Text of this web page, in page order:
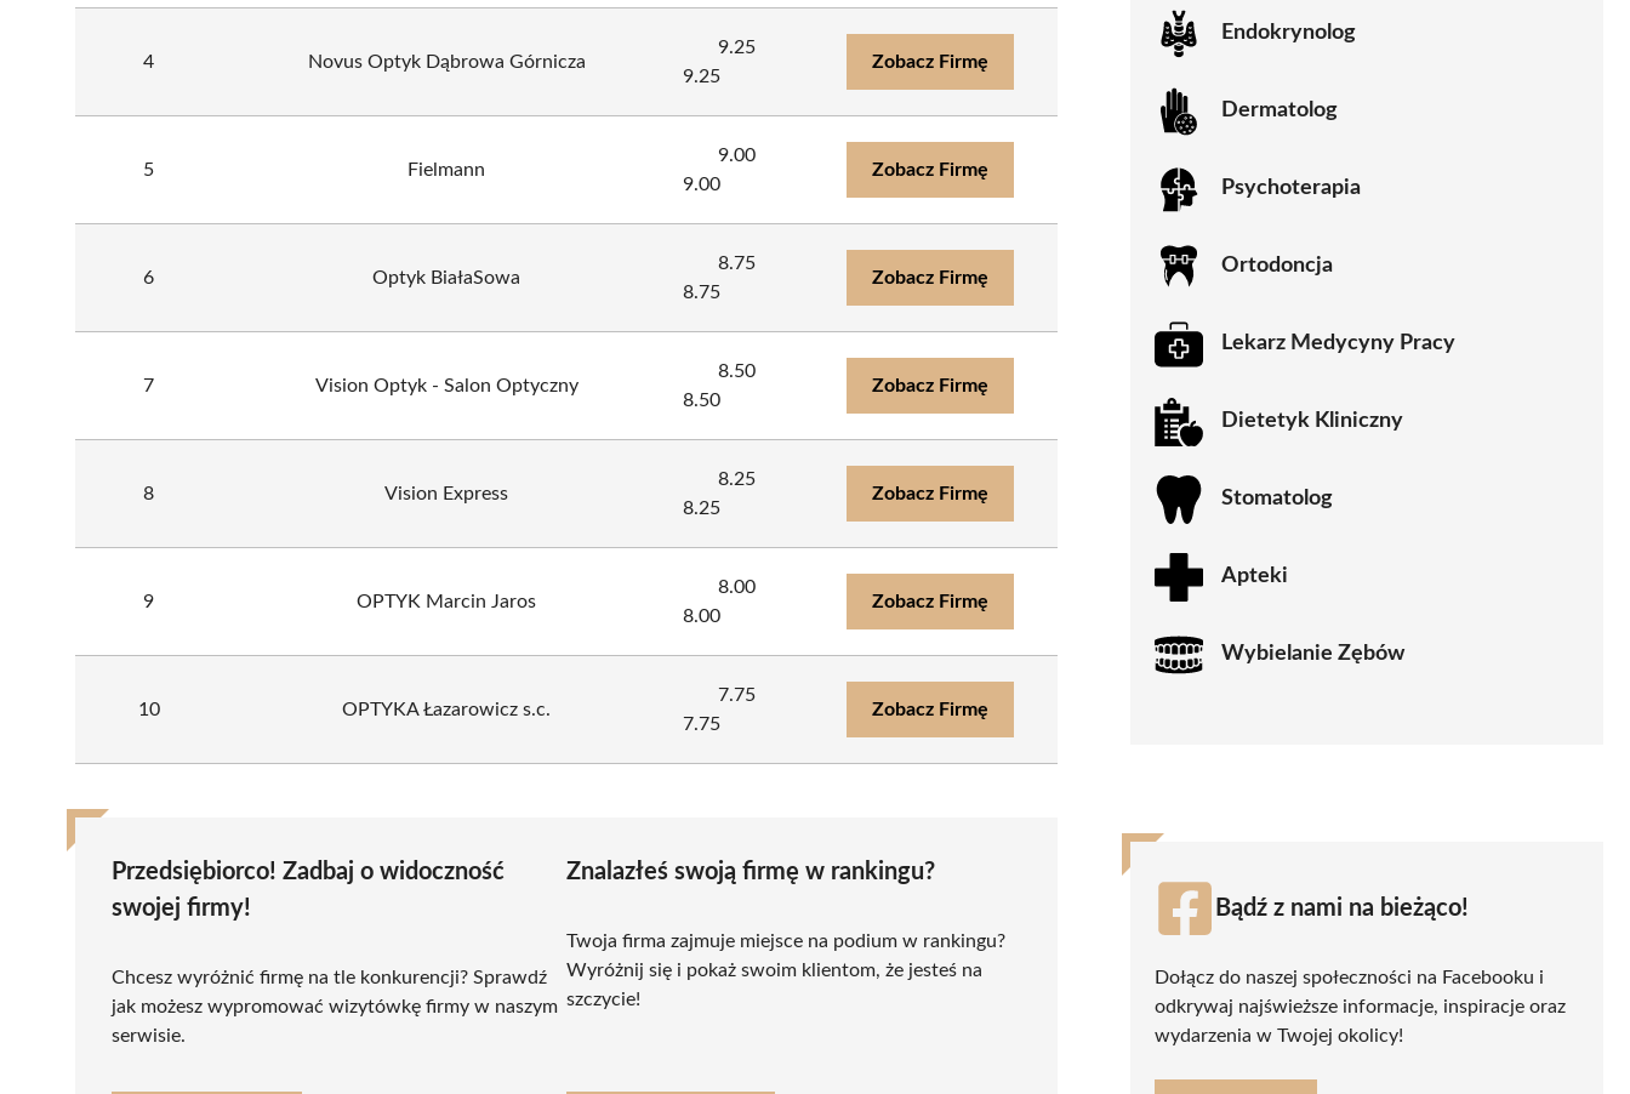
4 Novus Optyk Dąbrowa Górnicza
9.25
9.25
Zobacz Firmę
5 Fielmann
9.00
9.00
Zobacz Firmę
6 Optyk BiałaSowa
8.75
8.75
Zobacz Firmę
7 Vision Optyk - Salon Optyczny
8.50
8.50
Zobacz Firmę
8 Vision Express
8.25
8.25
Zobacz Firmę
9 OPTYK Marcin Jaros
8.00
8.00
Zobacz Firmę
10 OPTYKA Łazarowicz s.c.
7.75
7.75
Zobacz Firmę
Przedsiębiorco! Zadbaj o widoczność
swojej firmy!
Chcesz wyróżnić firmę na tle konkurencji? Sprawdź
jak możesz wypromować wizytówkę firmy w naszym
serwisie.
Znalazłeś swoją firmę w rankingu?
Twoja firma zajmuje miejsce na podium w rankingu?
Wyróżnij się i pokaż swoim klientom, że jesteś na
szczycie!
Endokrynolog
Dermatolog
Psychoterapia
Ortodoncja
Lekarz Medycyny Pracy
Dietetyk Kliniczny
Stomatolog
Apteki
Wybielanie Zębów
Bądź z nami na bieżąco!
Dołącz do naszej społeczności na Facebooku i
odkrywaj najświeższe informacje, inspiracje oraz
wydarzenia w Twojej okolicy!